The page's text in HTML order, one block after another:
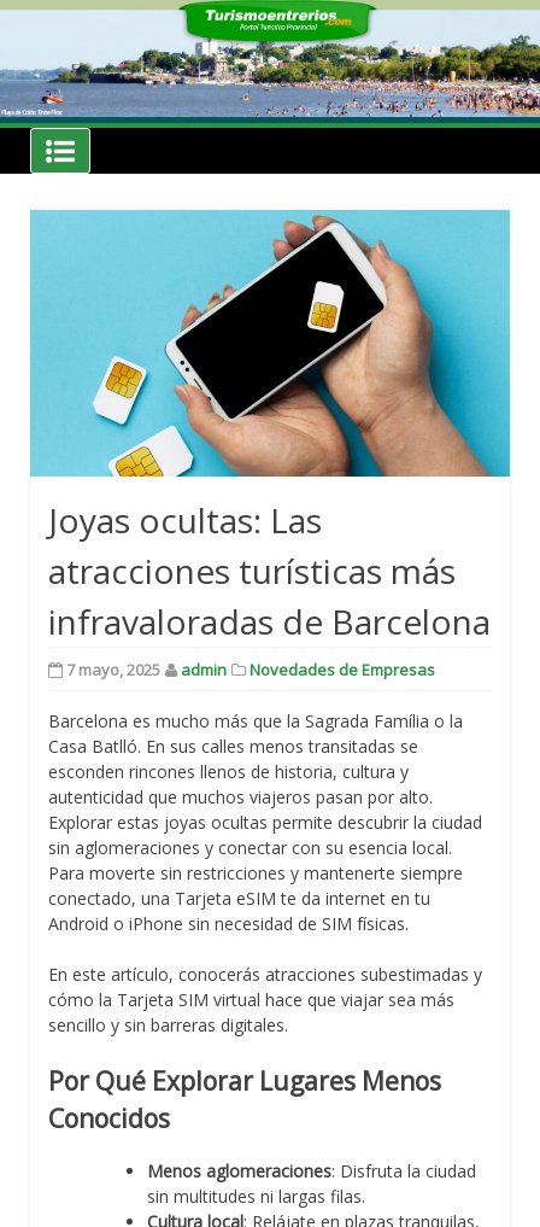
Skip
content
Noticias
Turismoentrerios.com
Joyas ocultas: Las
atracciones turísticas más
infravaloradas de Barcelona
7 mayo, 2025 admin Novedades de Empresas
Barcelona es mucho más que la Sagrada Família o la
Casa Batlló. En sus calles menos transitadas se
esconden rincones llenos de historia, cultura y
autenticidad que muchos viajeros pasan por alto.
Explorar estas joyas ocultas permite descubrir la ciudad
sin aglomeraciones y conectar con su esencia local.
Para moverte sin restricciones y mantenerte siempre
conectado, una Tarjeta eSIM te da internet en tu
Android o iPhone sin necesidad de SIM físicas.
En este artículo, conocerás atracciones subestimadas y
cómo la Tarjeta SIM virtual hace que viajar sea más
sencillo y sin barreras digitales.
Por Qué Explorar Lugares Menos
Conocidos
Menos aglomeraciones: Disfruta la ciudad
sin multitudes ni largas filas.
Cultura local: Relájate en plazas tranquilas,